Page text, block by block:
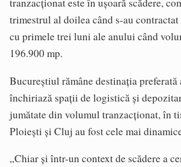
tranzacționat este în ușoară scădere,
trimestrul al doilea când s-au
cu primele trei luni ale anului când
196.900 mp.
Bucureștiul rămâne destinația
închiriază spații de logistică și
jumătate din volumul tranzacționat, în
Ploiești și Cluj au fost cele mai
„Chiar și într-un context de scădere a